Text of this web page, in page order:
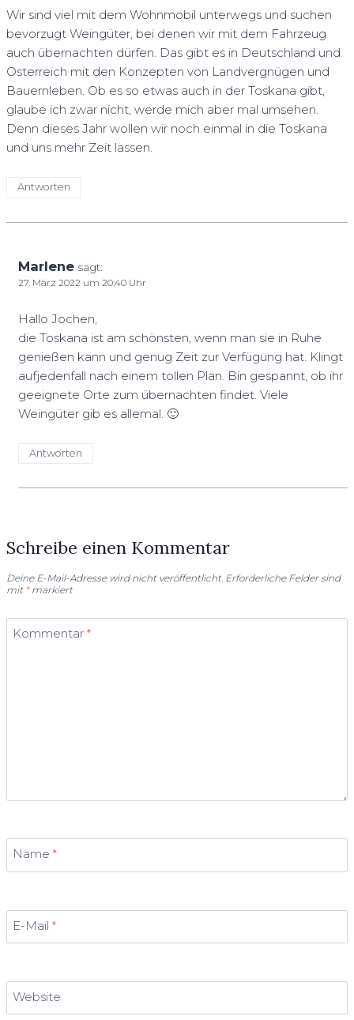
Wir sind viel mit dem Wohnmobil unterwegs und suchen
bevorzugt Weingüter, bei denen wir mit dem Fahrzeug
auch übernachten dürfen. Das gibt es in Deutschland und
Österreich mit den Konzepten von Landvergnügen und
Bauernleben. Ob es so etwas auch in der Toskana gibt,
glaube ich zwar nicht, werde mich aber mal umsehen.
Denn dieses Jahr wollen wir noch einmal in die Toskana
und uns mehr Zeit lassen.
Antworten
Marlene sagt:
27. März 2022 um 20:40 Uhr
Hallo Jochen,
die Toskana ist am schönsten, wenn man sie in Ruhe
genießen kann und genug Zeit zur Verfügung hat. Klingt
aufjedenfall nach einem tollen Plan. Bin gespannt, ob ihr
geeignete Orte zum übernachten findet. Viele
Weingüter gib es allemal. 🙂
Antworten
Schreibe einen Kommentar
Deine E-Mail-Adresse wird nicht veröffentlicht. Erforderliche Felder sind
mit *markiert
Kommentar *
Name *
E-Mail *
Website